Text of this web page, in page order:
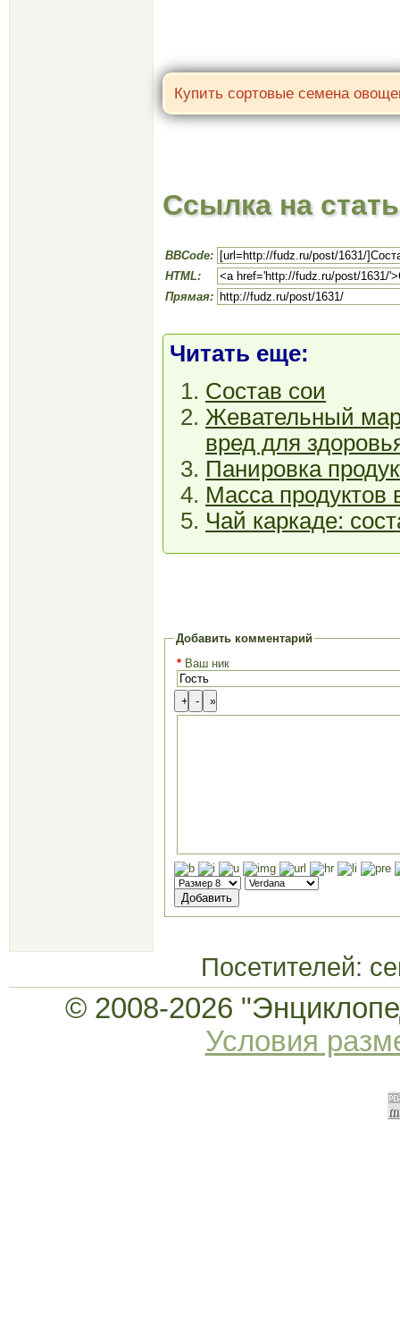
Ссылка на
BBCode:
HTML:
Прямая:
Читать еще:
Состав сои
Жевательный
вред для
Панировка
Масса продуктов
Чай каркаде:
Добавить комментарий
* Ваш ник
Посетителей:
© 2008-2026
Условия